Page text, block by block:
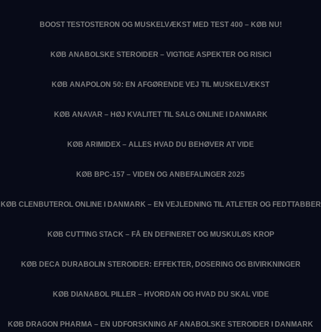
BOOST TESTOSTERON OG MUSKELVÆKST MED TEST 400 – KØB NU!
KØB ANABOLSKE STEROIDER – VIGTIGE ASPEKTER OG RISICI
KØB ANAPOLON 50: EN AFGØRENDE VEJ TIL MUSKELVÆKST
KØB ANAVAR – HØJ KVALITET TIL SALG ONLINE I DANMARK
KØB ARIMIDEX – ALLES HVAD DU BEHØVER AT VIDE
KØB BPC-157 – VIDEN OG ANBEFALINGER 2025
KØB CLENBUTEROL ONLINE I DANMARK – EN VEJLEDNING TIL ATLETER OG FEDTTABBER
KØB CUTTING STACK – FÅ EN DEFINERET OG MUSKULØS KROP
KØB DECA DURABOLIN STEROIDER: EFFEKTER, DOSERING OG BIVIRKNINGER
KØB DIANABOL PILLER – HVORDAN OG HVAD DU SKAL VIDE
KØB DRAGON PHARMA – EN UDFORSKNING AF ANABOLSKE STEROIDER I DANMARK